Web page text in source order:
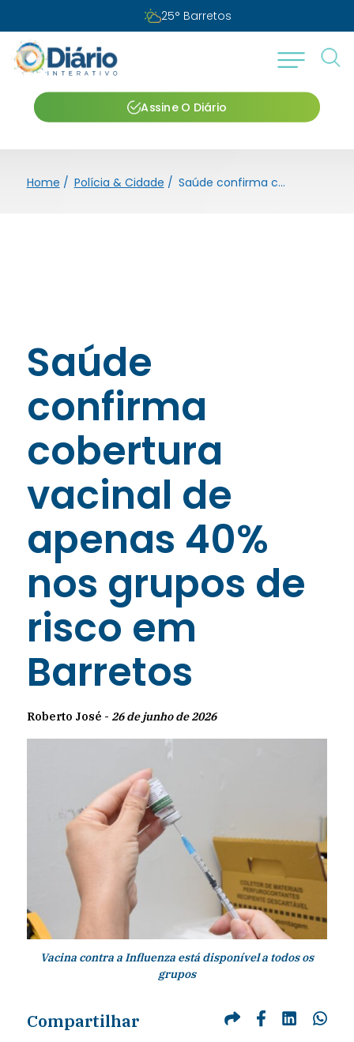
25° Barretos
Assine O Diário
Home / Polícia & Cidade / Saúde confirma cobertura vacinal de apenas 40% nos grupos de risco em Barretos
Saúde
confirma
cobertura
vacinal de
apenas 40%
nos grupos de
risco em
Barretos
Roberto José - 26 de junho de 2026
Vacina contra a Influenza está disponível a todos os
grupos
Compartilhar